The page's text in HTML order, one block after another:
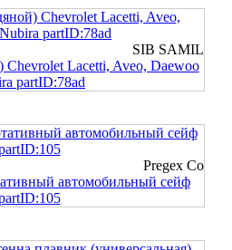
SIB SAMIL
Lacetti, Aveo, Daewoo
partID:78ad
Pregex Co
автомобильный сейф